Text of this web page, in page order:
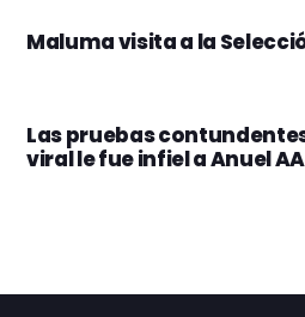
Maluma visita a la
Las pruebas
viral le fue infiel a Anuel AA